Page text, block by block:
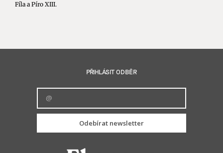
Fíla a Píro XIII.
PŘIHLÁSIT ODBĚR
Odebírat newsletter